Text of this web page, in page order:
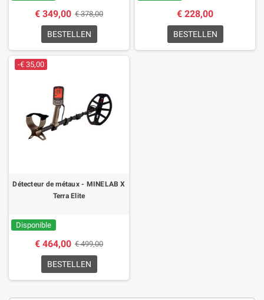
€ 349,00 € 378,00
BESTELLEN
€ 228,00
BESTELLEN
-€ 35,00
Détecteur de métaux - MINELAB X
Terra Elite
Disponible
€ 464,00 € 499,00
BESTELLEN